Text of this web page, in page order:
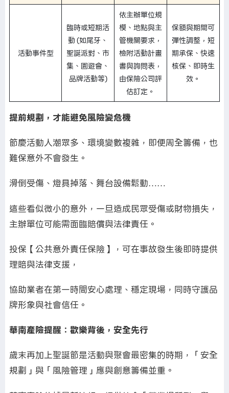
活動事件型
臨時或短期活
動 (如尾牙、
聖誕派對、市
集、園遊會、
品牌活動等)
依主辦單位規
模、地點與主
管機關要求，
檢附活動計畫
書與詢問表，
由保險公司評
估訂定。
保額與期間可
彈性調整，短
期承保、快速
核保、即時生
效。
提前規劃，才能避免風險變危機
節慶活動人潮眾多、環境變數複雜，即便周全籌備，也
難保意外不會發生。
滑倒受傷、燈具掉落、舞台設備鬆動……
這些看似微小的意外，一旦造成民眾受傷或財物損失，
主辦單位可能需面臨賠償與法律責任。
投保【公共意外責任保險】，可在事故發生後即時提供
理賠與法律支援，
協助業者在第一時間安心處理、穩定現場，同時守護品
牌形象與社會信任。
華南產險提醒：歡樂背後，安全先行
歲末再加上聖誕節是活動與聚會最密集的時期，「安全
規劃」與「風險管理」應與創意籌備並重。